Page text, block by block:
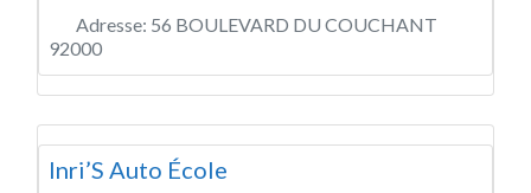
Adresse: 56 BOULEVARD DU COUCHANT
92000
Inri’S Auto École